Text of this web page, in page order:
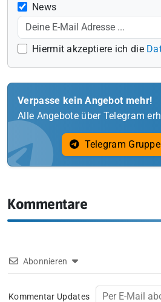
News
Hiermit akzeptiere ich die
Verpasse kein Angebot mehr!
Alle Angebote über Telegram
Telegram
Kommentare
Abonnieren
Kommentar Updates